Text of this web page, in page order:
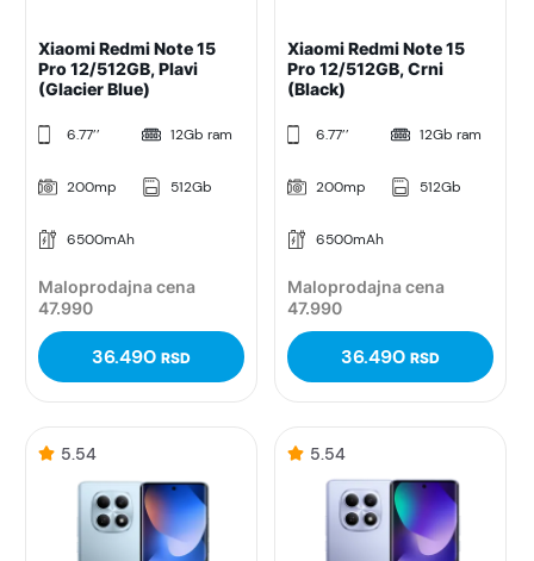
Xiaomi Redmi Note 15
Pro 12/512GB, Plavi
(Glacier Blue)
6.77’’ 12Gb ram
200mp 512Gb
6500mAh
Maloprodajna cena
47.990
36.490 RSD
Xiaomi Redmi Note 15
Pro 12/512GB, Crni
(Black)
6.77’’ 12Gb ram
200mp 512Gb
6500mAh
Maloprodajna cena
47.990
36.490 RSD
5.54 5.54